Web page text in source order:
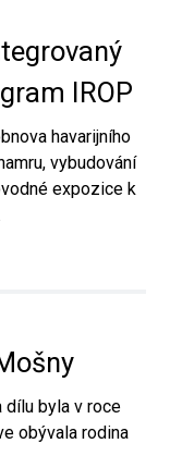
IROP
havarijního
vybudování
expozice k
dílu byla v roce
obývala rodina